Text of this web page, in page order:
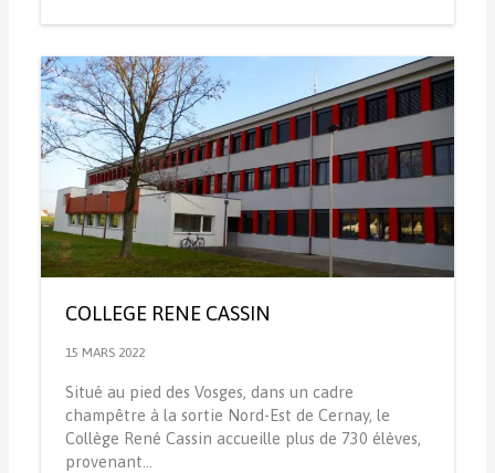
COLLEGE RENE CASSIN
15 MARS 2022
Situé au pied des Vosges, dans un cadre
champêtre à la sortie Nord-Est de Cernay, le
Collège René Cassin accueille plus de 730 élèves,
provenant…